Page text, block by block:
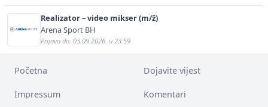
Realizator – video mikser (m/ž)
Arena Sport BH
Prijava do: 03.09.2026. u 23:59
Početna Dojavite vijest
Impressum Komentari